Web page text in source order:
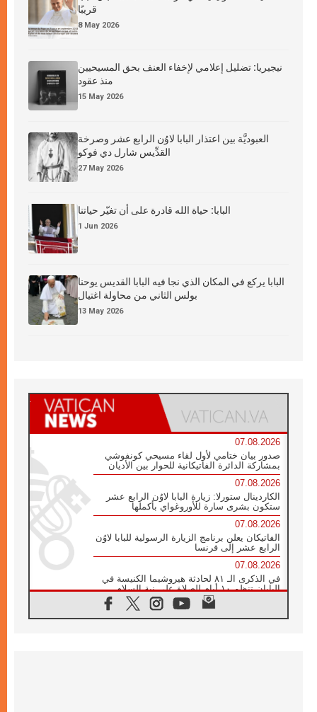
قريبًا
8 May 2026
نيجيريا: تضليل إعلامي لإخفاء العنف بحق المسيحيين
منذ عقود
15 May 2026
العبوديَّة بين اعتذار البابا لاوُن الرابع عشر وصرخة
القدِّيس شارل دي فوكو
27 May 2026
البابا: حياة الله قادرة على أن تغيّر حياتنا
1 Jun 2026
البابا يركع في المكان الذي نجا فيه البابا القديس يوحنا
بولس الثاني من محاولة اغتيال
13 May 2026
07.08.2026
صدور بيان ختامي لأول لقاء مسيحي كونفوشي
بمشاركة الدائرة الفاتيكانية للحوار بين الأديان
07.08.2026
الكاردينال ستورلا: زيارة البابا لاوُن الرابع عشر
ستكون بشرى سارة للأوروغواي بأكملها
07.08.2026
الفاتيكان يعلن برنامج الزيارة الرسولية للبابا لاوُن
الرابع عشر إلى فرنسا
07.08.2026
في الذكرى الـ ٨١ لحادثة هيروشيما الكنيسة في
اليابان تنظم ١٠ أيام للصلاة على نية السلام
الكنيسة في الأوروغواي: زيارة البابا ستعزز